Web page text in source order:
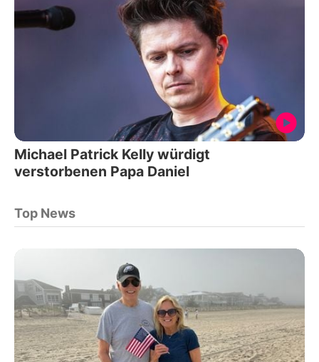
Michael Patrick Kelly würdigt
verstorbenen Papa Daniel
Top News